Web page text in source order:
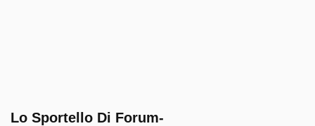
Lo Sportello Di Forum-